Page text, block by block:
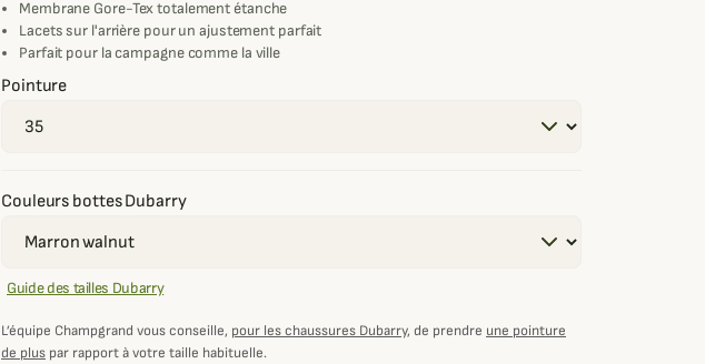
Membrane Gore-Tex totalement étanche
Lacets sur l'arrière pour un ajustement parfait
Parfait pour la campagne comme la ville
Pointure
Couleurs bottes Dubarry
Guide des tailles Dubarry
L’équipe Champgrand vous conseille, pour les chaussures Dubarry, de prendre une pointure
de plus par rapport à votre taille habituelle.